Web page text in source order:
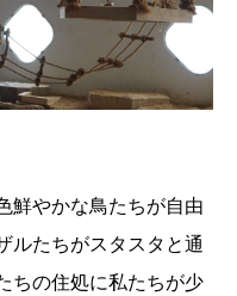
鮮やかな鳥たちが自由
ルたちがスタスタと通
ちの住処に私たちが少